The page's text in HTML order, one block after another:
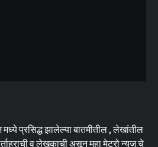
मध्ये प्रसिद्ध झालेल्या बातमीतील , लेखांतील
व लेखकाची असून महा मेट्रो न्युज चे